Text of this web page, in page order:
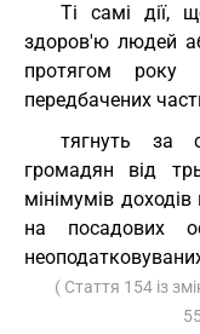
Ті самі дії,
здоров'ю людей
протягом року
передбачених
тягнуть за
громадян від
мінімумів
на посадових
( Стаття 154 із